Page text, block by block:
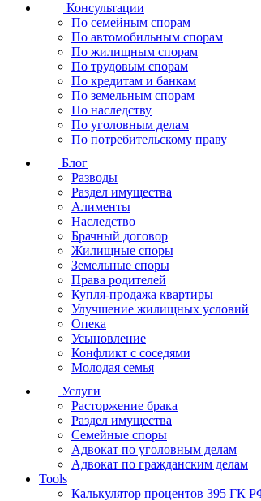
Консультации
По семейным спорам
По автомобильным спорам
По жилищным спорам
По трудовым спорам
По кредитам и банкам
По земельным спорам
По наследству
По уголовным делам
По потребительскому праву
Блог
Разводы
Раздел имущества
Алименты
Наследство
Брачный договор
Жилищные споры
Земельные споры
Права родителей
Купля-продажа квартиры
Улучшение жилищных условий
Опека
Усыновление
Конфликт с соседями
Молодая семья
Услуги
Расторжение брака
Раздел имущества
Семейные споры
Адвокат по уголовным делам
Адвокат по гражданским делам
Tools
Калькулятор процентов 395 ГК